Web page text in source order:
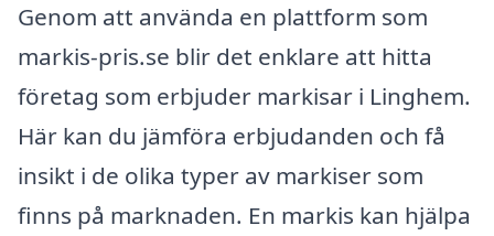
Genom att använda en plattform som
markis-pris.se blir det enklare att hitta
företag som erbjuder markisar i Linghem.
Här kan du jämföra erbjudanden och få
insikt i de olika typer av markiser som
finns på marknaden. En markis kan hjälpa